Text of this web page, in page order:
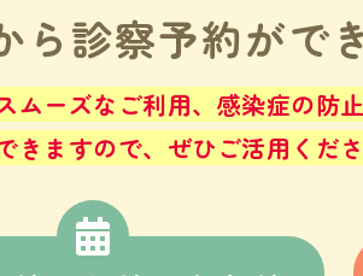
ら診察予約がで
ムーズなご利用、感染症の防
きますので、ぜひご活用くだ